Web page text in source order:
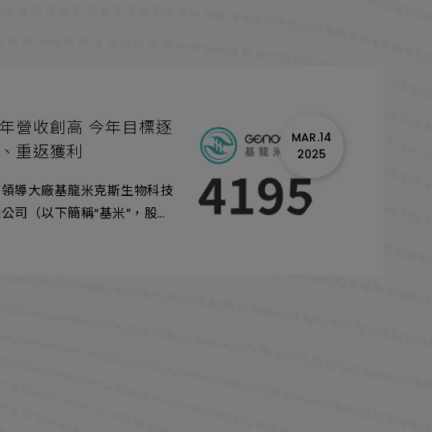
營收創高 今年目標逐
重返獲利
導大廠基龍米克斯生物科技
司（以下簡稱“基米”，股票
本與推廣費用亦同步擴增，
MAR.14
2025